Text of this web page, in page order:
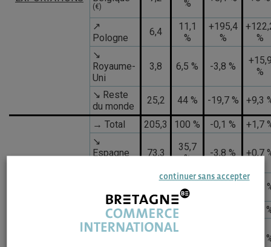
(€)
%
↗
Pologne
6,4
11,1
%
+195,4
%
%
↘
Royaume-
Uni
3,8 6,5 % -3,8 %
%
↘ Reste
du monde
25,2 44 % -19,7 % +9,3
→ Total 205,3 100 % -0,1 %
+1,7
↘
Espagne
73,3
35,7
%
-3,8 % +0,7
15,1
%
+0,7
↘ Inde
14,4
-1,9
↘
-1,5
continuer sans accepter